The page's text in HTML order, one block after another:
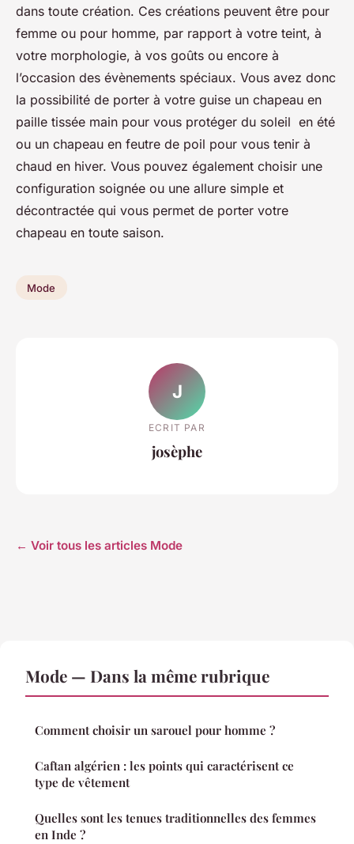
dans toute création. Ces créations peuvent être pour
femme ou pour homme, par rapport à votre teint, à
votre morphologie, à vos goûts ou encore à
l’occasion des évènements spéciaux. Vous avez donc
la possibilité de porter à votre guise un chapeau en
paille tissée main pour vous protéger du soleil en été
ou un chapeau en feutre de poil pour vous tenir à
chaud en hiver. Vous pouvez également choisir une
configuration soignée ou une allure simple et
décontractée qui vous permet de porter votre
chapeau en toute saison.
Mode
J
ECRIT PAR
josèphe
← Voir tous les articles Mode
Mode — Dans la même rubrique
Comment choisir un sarouel pour homme ?
Caftan algérien : les points qui caractérisent ce
type de vêtement
Quelles sont les tenues traditionnelles des femmes
en Inde ?